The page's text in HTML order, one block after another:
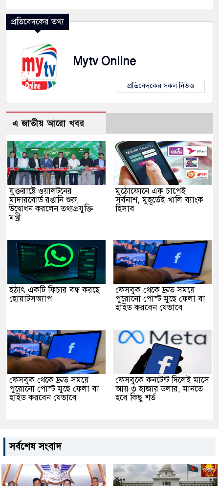
প্রতিবেদকের তথ্য
Mytv Online
প্রতিবেদকের সকল নিউজ
এ জাতীয় আরো খবর
যুক্তরাষ্ট্রে ওয়ালটনের
মাদারবোর্ড রপ্তানি শুরু,
উদ্বোধন করলেন তথ্যপ্রযুক্তি
মন্ত্রী
মুঠোফোনে এক চাপেই
সর্বনাশ, মুহূর্তেই খালি ব্যাংক
হিসাব
হঠাৎ একটি ফিচার বন্ধ করছে
হোয়াটসঅ্যাপ
ফেসবুক থেকে দ্রুত সময়ে
পুরোনো পোস্ট মুছে ফেলা বা
হাইড করবেন যেভাবে
ফেসবুক থেকে দ্রুত সময়ে
পুরোনো পোস্ট মুছে ফেলা বা
হাইড করবেন যেভাবে
ফেসবুকে কনটেন্ট দিলেই মাসে
আয় ৩ হাজার ডলার, মানতে
হবে কিছু শর্ত
সর্বশেষ সংবাদ